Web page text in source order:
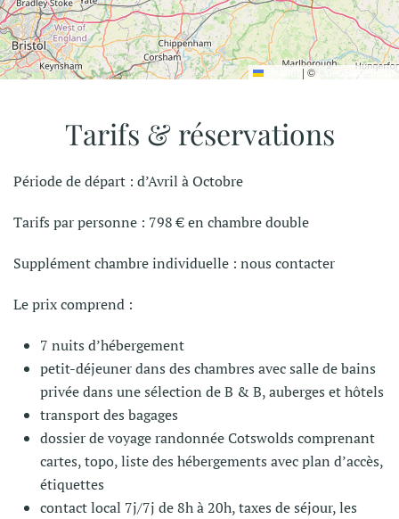
Leaflet |©OpenStreetMap
Tarifs & réservations
Période de départ : d’Avril à Octobre
Tarifs par personne : 798 € en chambre double
Supplément chambre individuelle : nous contacter
Le prix comprend :
7 nuits d’hébergement
petit-déjeuner dans des chambres avec salle de bains
privée dans une sélection de B & B, auberges et hôtels
transport des bagages
dossier de voyage randonnée Cotswolds comprenant
cartes, topo, liste des hébergements avec plan d’accès,
étiquettes
contact local 7j/7j de 8h à 20h, taxes de séjour, les